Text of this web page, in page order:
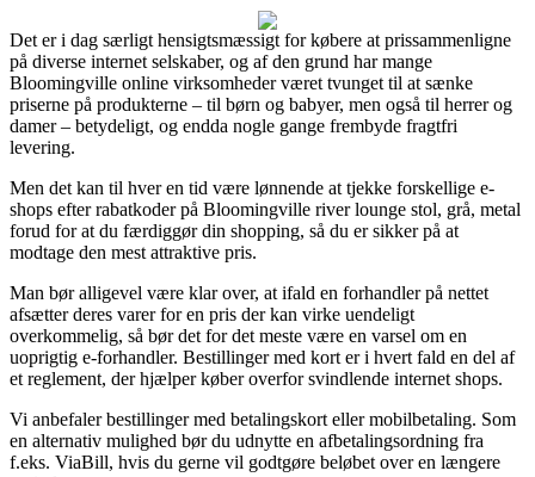
Det er i dag særligt hensigtsmæssigt for købere at prissammenligne
på diverse internet selskaber, og af den grund har mange
Bloomingville online virksomheder været tvunget til at sænke
priserne på produkterne – til børn og babyer, men også til herrer og
damer – betydeligt, og endda nogle gange frembyde fragtfri
levering.
Men det kan til hver en tid være lønnende at tjekke forskellige e-
shops efter rabatkoder på Bloomingville river lounge stol, grå, metal
forud for at du færdiggør din shopping, så du er sikker på at
modtage den mest attraktive pris.
Man bør alligevel være klar over, at ifald en forhandler på nettet
afsætter deres varer for en pris der kan virke uendeligt
overkommelig, så bør det for det meste være en varsel om en
uoprigtig e-forhandler. Bestillinger med kort er i hvert fald en del af
et reglement, der hjælper køber overfor svindlende internet shops.
Vi anbefaler bestillinger med betalingskort eller mobilbetaling. Som
en alternativ mulighed bør du udnytte en afbetalingsordning fra
f.eks. ViaBill, hvis du gerne vil godtgøre beløbet over en længere